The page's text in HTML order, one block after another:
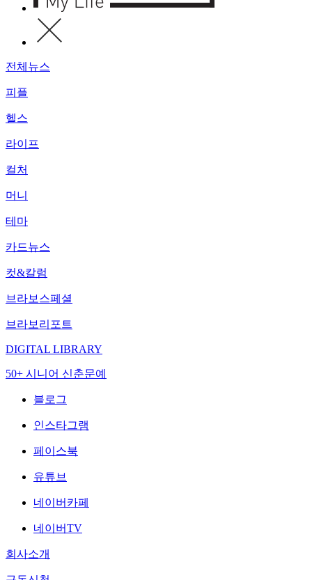
전체뉴스
피플
헬스
라이프
컬처
머니
테마
카드뉴스
컷&칼럼
브라보스페셜
브라보리포트
DIGITAL LIBRARY
50+ 시니어 신춘문예
블로그
인스타그램
페이스북
유튜브
네이버카페
네이버TV
회사소개